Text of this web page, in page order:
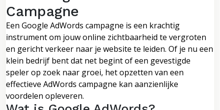
Campagne
Een Google AdWords campagne is een krachtig
instrument om jouw online zichtbaarheid te vergroten
en gericht verkeer naar je website te leiden. Of je nu een
klein bedrijf bent dat net begint of een gevestigde
speler op zoek naar groei, het opzetten van een
effectieve AdWords campagne kan aanzienlijke
voordelen opleveren.